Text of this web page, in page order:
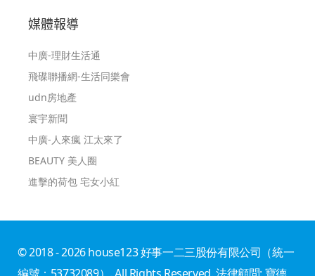
媒體報導
中廣-理財生活通
飛碟聯播網-生活同樂會
udn房地產
寰宇新聞
中廣-人來瘋 江太來了
BEAUTY 美人圈
進擊的荷包 宅女小紅
© 2018 - 2026 house123 好事一二三股份有限公司（統一